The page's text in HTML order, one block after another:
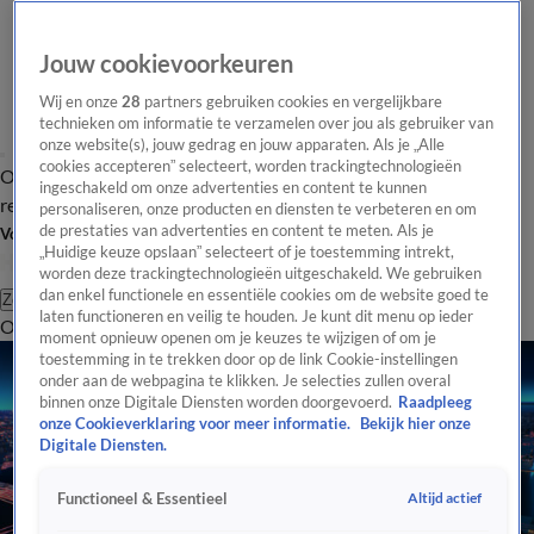
Overzicht Laatste nieuws Regionieuws Het beste van Hart
Tip de
redactie
Volg Hart van Nederland
Zoeken
OverzichtRegioUitzendingenWeerTip de redactiePanelVideo's
Jouw cookievoorkeuren
Wij en onze28 partners gebruiken cookies en vergelijkbare
technieken om informatie te verzamelen over jou als gebruiker van
onze website(s), jouw gedrag en jouw apparaten. Als je „Alle
cookies accepteren” selecteert, worden trackingtechnologieën
ingeschakeld om onze advertenties en content te kunnen
personaliseren, onze producten en diensten te verbeteren en om
de prestaties van advertenties en content te meten. Als je
„Huidige keuze opslaan” selecteert of je toestemming intrekt,
worden deze trackingtechnologieën uitgeschakeld. We gebruiken
dan enkel functionele en essentiële cookies om de website goed te
laten functioneren en veilig te houden. Je kunt dit menu op ieder
moment opnieuw openen om je keuzes te wijzigen of om je
toestemming in te trekken door op de link Cookie-instellingen
onder aan de webpagina te klikken. Je selecties zullen overal
binnen onze Digitale Diensten worden doorgevoerd. Raadpleeg
onze Cookieverklaring voor meer informatie.
Bekijk hier onze
Digitale Diensten.
Functioneel & Essentieel Altijd actief